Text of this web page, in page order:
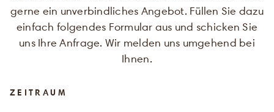
gerne ein unverbindliches Angebot. Füllen Sie dazu
einfach folgendes Formular aus und schicken Sie
uns Ihre Anfrage. Wir melden uns umgehend bei
Ihnen.
ZEITRAUM